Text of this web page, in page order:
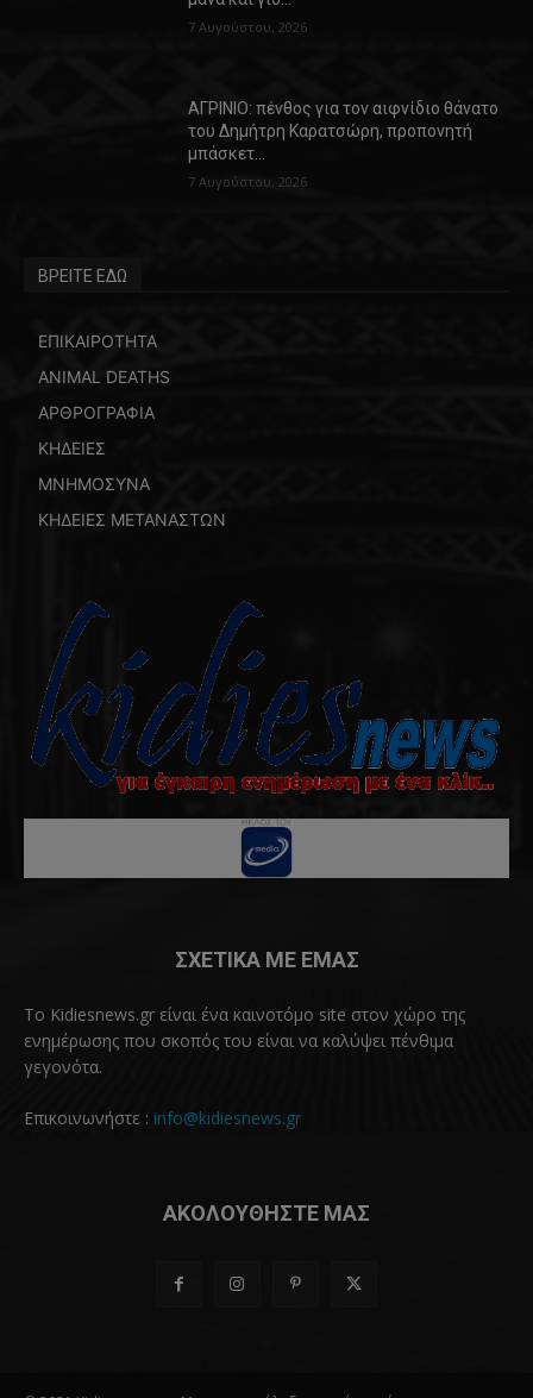
7 Αυγούστου, 2026
ΑΓΡΙΝΙΟ: πένθος για τον αιφνίδιο θάνατο
του Δημήτρη Καρατσώρη, προπονητή
μπάσκετ…
7 Αυγούστου, 2026
ΒΡΕΙΤΕ ΕΔΩ
ΕΠΙΚΑΙΡΟΤΗΤΑ
ANIMAL DEATHS
ΑΡΘΡΟΓΡΑΦΙΑ
ΚΗΔΕΙΕΣ
ΜΝΗΜΟΣΥΝΑ
ΚΗΔΕΙΕΣ ΜΕΤΑΝΑΣΤΩΝ
ΣΧΕΤΙΚΑ ΜΕ ΕΜΑΣ
Το Kidiesnews.gr είναι ένα καινοτόμο site στον χώρο της
ενημέρωσης που σκοπός του είναι να καλύψει πένθιμα
γεγονότα.
Επικοινωνήστε : info@kidiesnews.gr
ΑΚΟΛΟΥΘΗΣΤΕ ΜΑΣ